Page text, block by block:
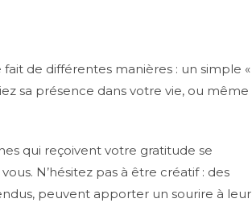
de différentes manières : un simple «
sa présence dans votre vie, ou même
qui reçoivent votre gratitude se
N’hésitez pas à être créatif : des
peuvent apporter un sourire à leur